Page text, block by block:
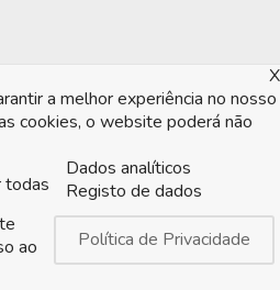
X
a melhor experiência no nosso
cookies, o website poderá não
todas
Política de Privacidade
Dados analíticos
Registo de dados
ao